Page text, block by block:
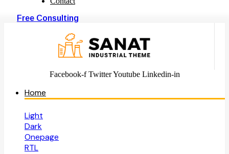
Free Consulting
Facebook-f Twitter Youtube Linkedin-in
Home
Light
Dark
Onepage
RTL